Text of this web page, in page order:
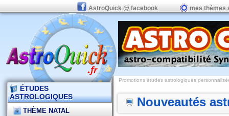
AstroQuick @ facebook mes thèmes
ÉTUDES
ASTROLOGIQUES
THÈME NATAL
Promotions études astrologiques
Nouveautés